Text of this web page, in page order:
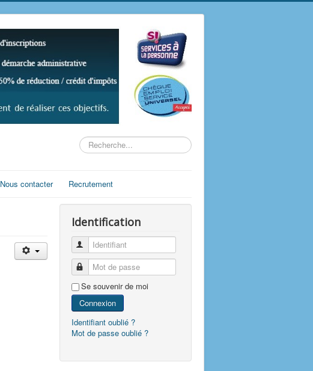
Rechercher
Nous contacter Recrutement
Identification
Identifiant
Mot de passe
Se souvenir de moi
Connexion
Identifiant oublié ?
Mot de passe oublié ?